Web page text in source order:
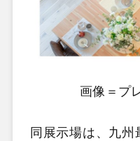
画像＝プ
同展示場は、九